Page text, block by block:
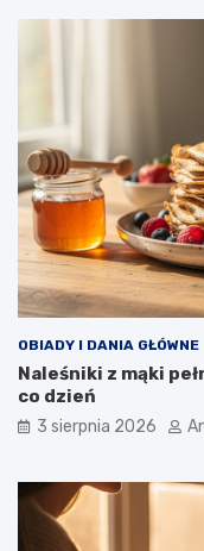
OBIADY I DANIA GŁÓWNE
Naleśniki z mąki
co dzień
3 sierpnia 2026